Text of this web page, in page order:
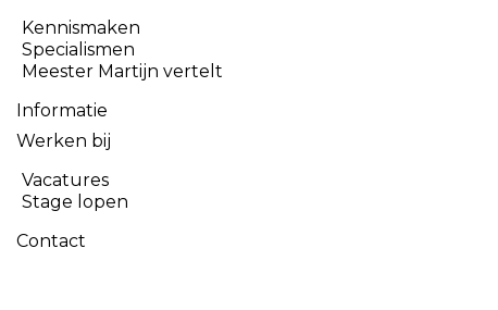
Kennismaken
Specialismen
Meester Martijn vertelt
Informatie
Werken bij
Vacatures
Stage lopen
Contact